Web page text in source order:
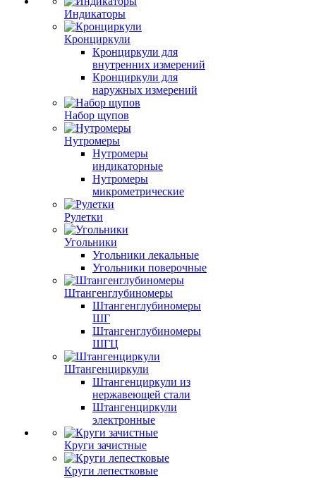
Индикаторы
Кронциркули
Кронциркули для
внутренних измерений
Кронциркули для
наружных измерений
Набор щупов
Нутромеры
Нутромеры
индикаторные
Нутромеры
микрометрические
Рулетки
Угольники
Угольники лекальные
Угольники поверочные
Штангенглубиномеры
Штангенглубиномеры
ШГ
Штангенглубиномеры
ШГЦ
Штангенциркули
Штангенциркули из
нержавеющей стали
Штангенциркули
электронные
Круги зачистные
Круги лепестковые